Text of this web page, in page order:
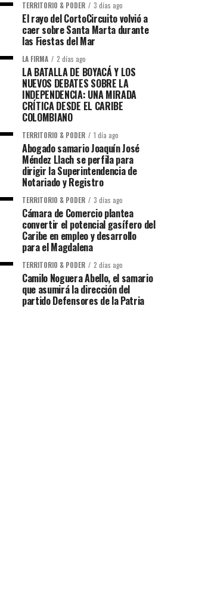
TERRITORIO & PODER 3 días ago
El rayo del CortoCircuito volvió a
caer sobre Santa Marta durante
las Fiestas del Mar
LA FIRMA 2 días ago
LA BATALLA DE BOYACÁ Y LOS
NUEVOS DEBATES SOBRE LA
INDEPENDENCIA: UNA MIRADA
CRÍTICA DESDE EL CARIBE
COLOMBIANO
TERRITORIO & PODER 1 día ago
Abogado samario Joaquín José
Méndez Llach se perfila para
dirigir la Superintendencia de
Notariado y Registro
TERRITORIO & PODER 3 días ago
Cámara de Comercio plantea
convertir el potencial gasífero del
Caribe en empleo y desarrollo
para el Magdalena
TERRITORIO & PODER 2 días ago
Camilo Noguera Abello, el samario
que asumirá la dirección del
partido Defensores de la Patria